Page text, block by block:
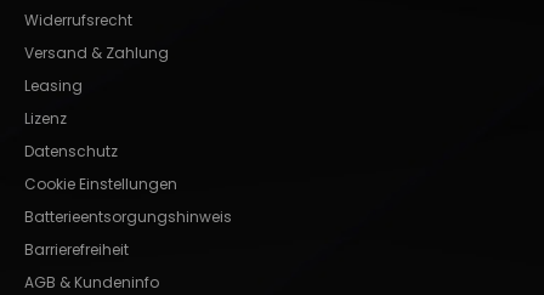
Widerrufsrecht
Versand & Zahlung
Leasing
Lizenz
Datenschutz
Cookie Einstellungen
Batterieentsorgungshinweis
Barrierefreiheit
AGB & Kundeninfo